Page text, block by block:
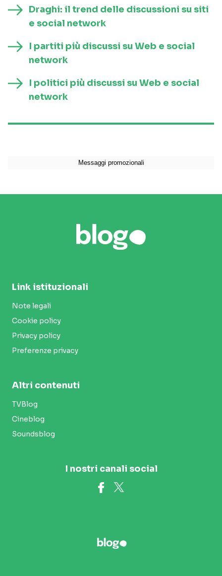
Draghi: il trend delle discussioni su siti
e social network
I partiti più discussi su Web e social
network
I politici più discussi su Web e social
network
Link istituzionali
Note legali
Cookie policy
Privacy policy
Preferenze privacy
Altri contenuti
TVBlog
Cineblog
Soundsblog
I nostri canali social